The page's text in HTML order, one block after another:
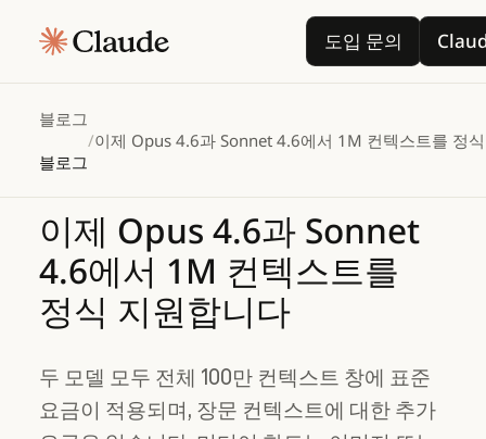
도입 문의
도입 문의
블로그
블로그
/이제 Opus 4.6과 Sonnet 4.6에서 1M 컨텍스트를 정
이제 Opus 4.6과 Sonnet
4.6에서 1M 컨텍스트를
정식 지원합니다
두 모델 모두 전체 100만 컨텍스트 창에 표준
요금이 적용되며, 장문 컨텍스트에 대한 추가